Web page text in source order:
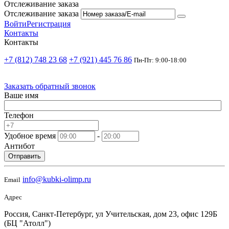
Отслеживание заказа
Отслеживание заказа
ВойтиРегистрация
Контакты
Контакты
+7 (812) 748 23 68 +7 (921) 445 76 86 Пн-Пт: 9:00-18:00
Заказать обратный звонок
Ваше имя
Телефон
Удобное время
-
Антибот
Отправить
Email info@kubki-olimp.ru
Адрес
Россия, Санкт-Петербург, ул Учительская, дом 23, офис 129Б
(БЦ "Атолл")